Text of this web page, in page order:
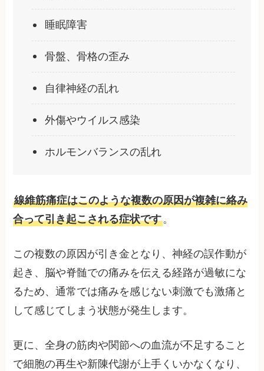
睡眠障害
骨盤、骨格の歪み
自律神経の乱れ
外傷やウイルス感染
ホルモンバランスの乱れ
線維筋痛症はこのような複数の原因が複雑に絡み
合って引き起こされる症状です。
この複数の原因が引き金となり、神経の誤作動が
起き、脳や脊髄での痛みを伝える経路が過敏にな
るため、通常では痛みを感じない刺激でも激痛と
して感じてしまう状態が発生します。
更に、全身の筋肉や関節への血流が不足すること
で細胞の再生や新陳代謝が上手くいかなくなり、